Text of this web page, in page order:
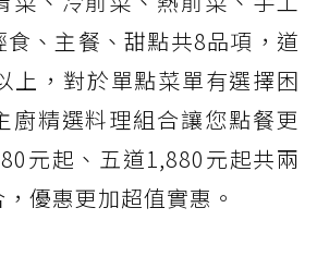
、主餐、甜點共8品項，道
上，對於單點菜單有選擇困
廚精選料理組合讓您點餐更
元起、五道1,880元起共兩
優惠更加超值實惠。